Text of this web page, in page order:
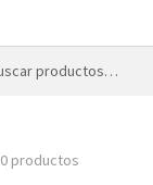
0 productos